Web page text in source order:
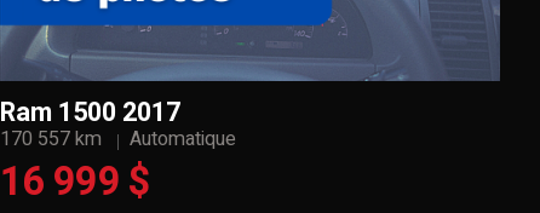
Ram 1500 2017
170 557 km Automatique
16 999 $